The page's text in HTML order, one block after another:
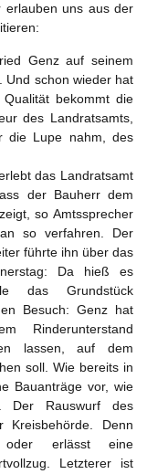
erlauben uns aus der
Genz auf seinem
Und schon wieder hat
bekommt die
des Landratsamts,
die Lupe nahm, des
das Landratsamt
der Bauherr dem
so Amtssprecher
so verfahren. Der
führte ihn über das
Da hieß es
das Grundstück
Besuch: Genz hat
Rinderunterstand
lassen, auf dem
soll. Wie bereits in
Bauanträge vor, wie
Der Rauswurf des
Kreisbehörde. Denn
erlässt eine
Letzterer ist